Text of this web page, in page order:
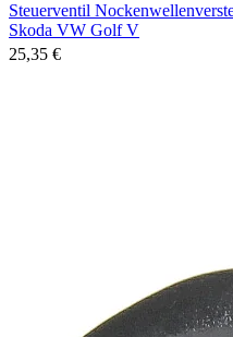
Steuerventil
Skoda VW Golf V
25,35 €